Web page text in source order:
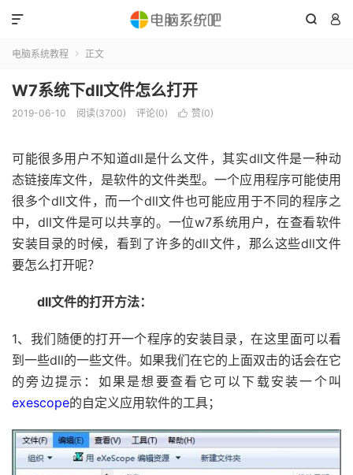
 

电脑系统教程  正文
W7系统下dll文件怎么打开
2019-06-10 阅读(3700) 评论(0)  赞(0)
可能很多用户不知道dll是什么文件，其实dll文件是一种动
态链接库文件，是软件的文件类型。一个应用程序可能使用
很多个dll文件，而一个dll文件也可能应用于不同的程序之
中，dll文件是可以共享的。一位w7系统用户，在查看软件
安装目录的时候，看到了许多的dll文件，那么这些dll文件
要怎么打开呢？
dll文件的打开方法：
1、我们随便的打开一个程序的安装目录，在这里面可以看
到一些dll的一些文件。如果我们在它的上面双击的话会在它
的旁边提示：如果是想要查看它可以下载安装一个叫
exescope的自定义应用软件的工具；